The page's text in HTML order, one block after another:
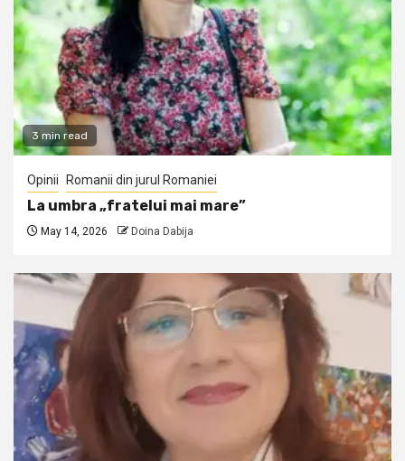
3 min read
Opinii Romanii din jurul Romaniei
La umbra „fratelui mai mare”
May 14, 2026 Doina Dabija